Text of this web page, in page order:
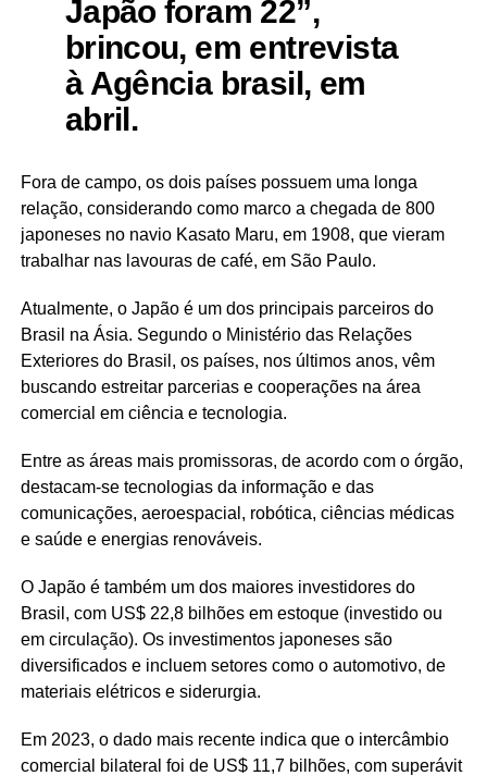
Japão foram 22”,
brincou, em entrevista
à Agência brasil, em
abril.
Fora de campo, os dois países possuem uma longa
relação, considerando como marco a chegada de 800
japoneses no navio Kasato Maru, em 1908, que vieram
trabalhar nas lavouras de café, em São Paulo.
Atualmente, o Japão é um dos principais parceiros do
Brasil na Ásia. Segundo o Ministério das Relações
Exteriores do Brasil, os países, nos últimos anos, vêm
buscando estreitar parcerias e cooperações na área
comercial em ciência e tecnologia.
Entre as áreas mais promissoras, de acordo com o órgão,
destacam-se tecnologias da informação e das
comunicações, aeroespacial, robótica, ciências médicas
e saúde e energias renováveis.
O Japão é também um dos maiores investidores do
Brasil, com US$ 22,8 bilhões em estoque (investido ou
em circulação). Os investimentos japoneses são
diversificados e incluem setores como o automotivo, de
materiais elétricos e siderurgia.
Em 2023, o dado mais recente indica que o intercâmbio
comercial bilateral foi de US$ 11,7 bilhões, com superávit